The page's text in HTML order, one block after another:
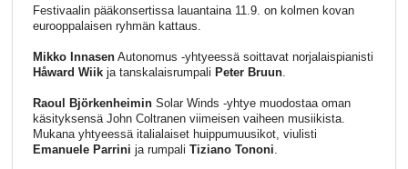
Festivaalin pääkonsertissa lauantaina 11.9. on kolmen kovan
eurooppalaisen ryhmän kattaus.
Mikko InnasenAutonomus -yhtyeessä soittavat norjalaispianisti
Håward Wiikja tanskalaisrumpali Peter Bruun.
Raoul BjörkenheiminSolar Winds -yhtye muodostaa oman
käsityksensä John Coltranen viimeisen vaiheen musiikista.
Mukana yhtyeessä italialaiset huippumuusikot, viulisti
Emanuele Parrini ja rumpali Tiziano Tononi